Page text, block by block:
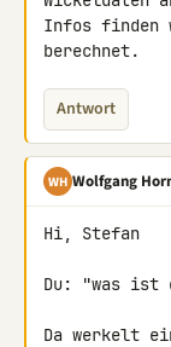
Infos finden
berechnet.
Antwort
WH Wolfgang
Hi, Stefan
Du: "was ist
Da werkelt